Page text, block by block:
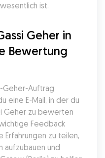
ist.
Geher in
Bewertung
Geher-Auftrag
eine E-Mail, in der du
Geher zu bewerten
Feedback
Erfahrungen zu teilen,
aufzubauen und